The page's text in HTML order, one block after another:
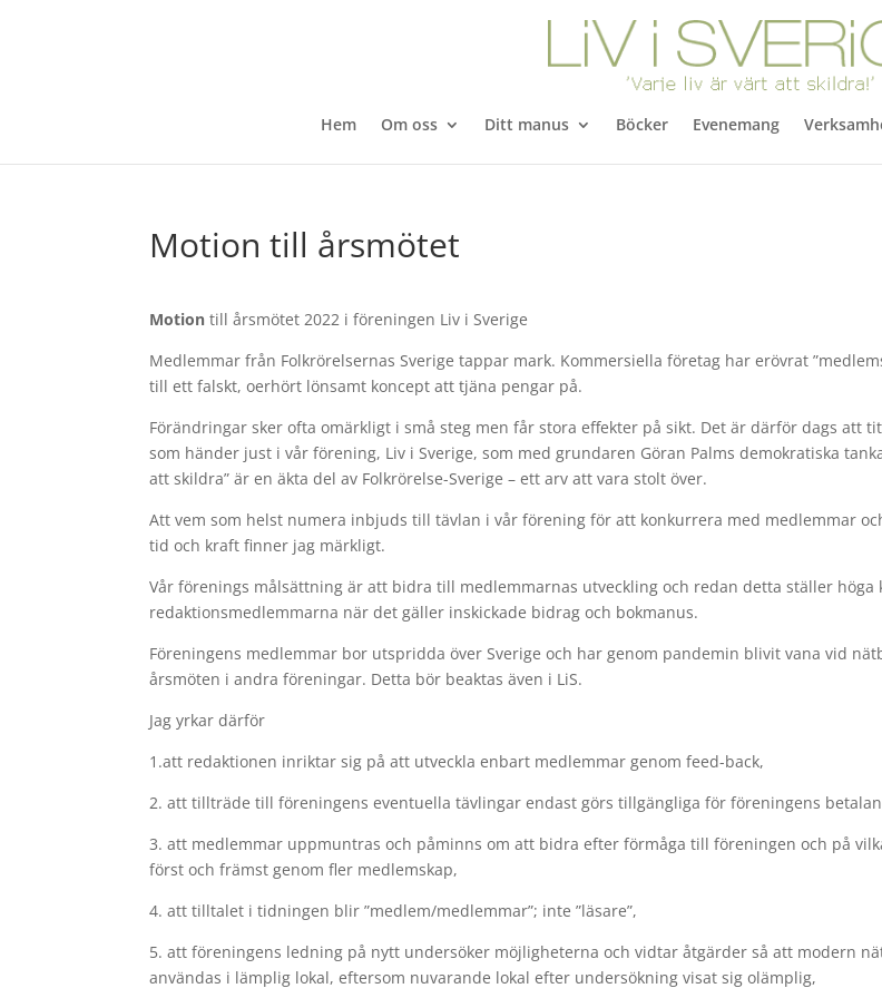
Hem Om oss Ditt manus Böcker Evenemang
Motion till årsmötet
Motion till årsmötet 2022 i föreningen Liv i Sverige
Medlemmar från Folkrörelsernas Sverige tappar mark. Kommersiella företag har erövrat
till ett falskt, oerhört lönsamt koncept att tjäna pengar på.
Förändringar sker ofta omärkligt i små steg men får stora effekter på sikt. Det är därför dags att
som händer just i vår förening, Liv i Sverige, som med grundaren Göran Palms demokratiska
att skildra” är en äkta del av Folkrörelse-Sverige – ett arv att vara stolt över.
Att vem som helst numera inbjuds till tävlan i vår förening för att konkurrera med medlemmar
tid och kraft finner jag märkligt.
Vår förenings målsättning är att bidra till medlemmarnas utveckling och redan detta ställer höga
redaktionsmedlemmarna när det gäller inskickade bidrag och bokmanus.
Föreningens medlemmar bor utspridda över Sverige och har genom pandemin blivit vana vid
årsmöten i andra föreningar. Detta bör beaktas även i LiS.
Jag yrkar därför
1.att redaktionen inriktar sig på att utveckla enbart medlemmar genom feed-back,
2. att tillträde till föreningens eventuella tävlingar endast görs tillgängliga för föreningens
3. att medlemmar uppmuntras och påminns om att bidra efter förmåga till föreningen och på
först och främst genom fler medlemskap,
4. att tilltalet i tidningen blir ”medlem/medlemmar”; inte ”läsare”,
5. att föreningens ledning på nytt undersöker möjligheterna och vidtar åtgärder så att modern
användas i lämplig lokal, eftersom nuvarande lokal efter undersökning visat sig olämplig,